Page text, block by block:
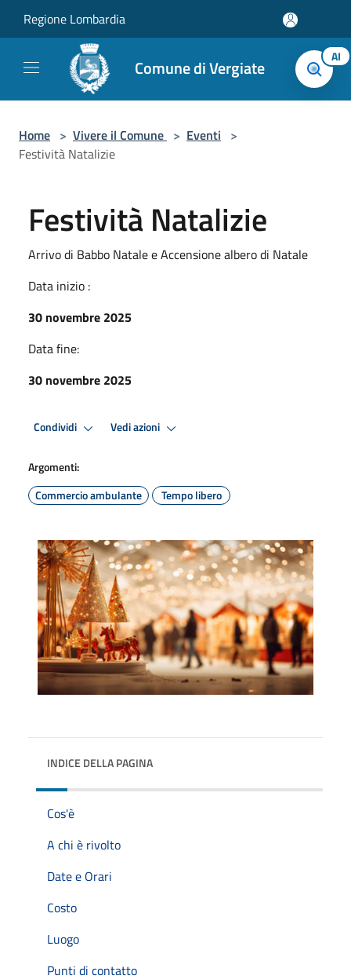
Regione Lombardia
Comune di Vergiate AI
Home > Vivere il Comune > Eventi >
Festività Natalizie
Festività Natalizie
Arrivo di Babbo Natale e Accensione albero di Natale
Data inizio :
30 novembre 2025
Data fine:
30 novembre 2025
Condividi Vedi azioni
Argomenti:
Commercio ambulante
Tempo libero
INDICE DELLA PAGINA
Cos'è
A chi è rivolto
Date e Orari
Costo
Luogo
Punti di contatto